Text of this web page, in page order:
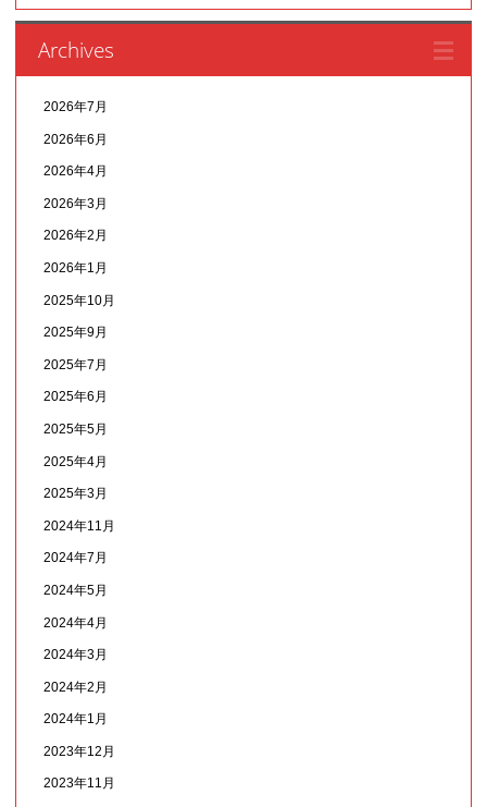
Archives
2026年7月
2026年6月
2026年4月
2026年3月
2026年2月
2026年1月
2025年10月
2025年9月
2025年7月
2025年6月
2025年5月
2025年4月
2025年3月
2024年11月
2024年7月
2024年5月
2024年4月
2024年3月
2024年2月
2024年1月
2023年12月
2023年11月